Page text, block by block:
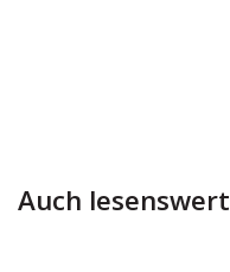
Auch lesenswert